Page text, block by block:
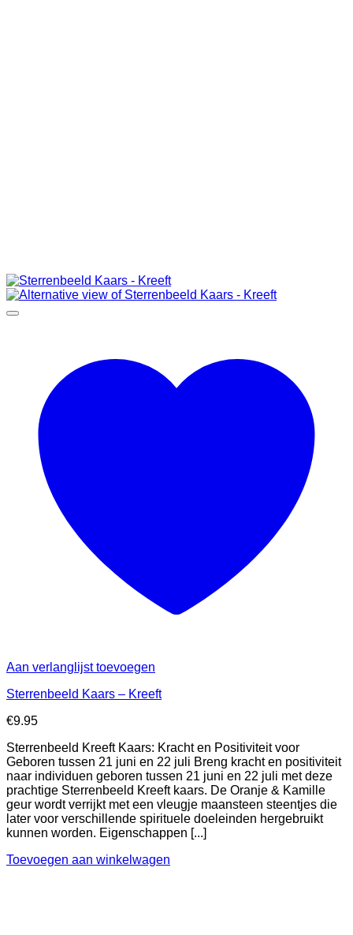
Aan verlanglijst toevoegen
Sterrenbeeld Kaars – Kreeft
€9.95
Sterrenbeeld Kreeft Kaars: Kracht en Positiviteit voor
Geboren tussen 21 juni en 22 juli Breng kracht en positiviteit
naar individuen geboren tussen 21 juni en 22 juli met deze
prachtige Sterrenbeeld Kreeft kaars. De Oranje & Kamille
geur wordt verrijkt met een vleugje maansteen steentjes die
later voor verschillende spirituele doeleinden hergebruikt
kunnen worden. Eigenschappen [...]
Toevoegen aan winkelwagen